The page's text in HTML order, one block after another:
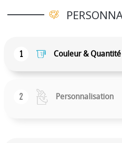
1 Couleur & Quantité
2 Personnalisation